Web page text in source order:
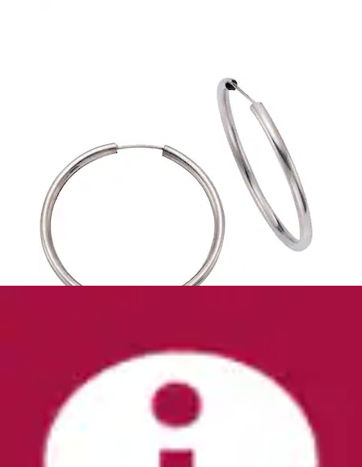
Paar Ohrstecker »Schmuck Geschenk
Ohrschmuck Blume, Glitzerohrstecker Silber 925«